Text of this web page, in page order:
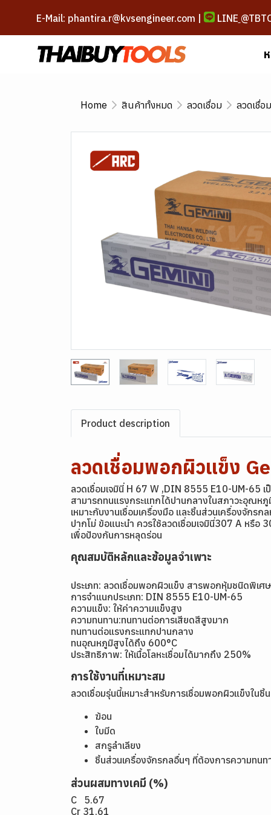
E-Mail: phantira.r@kvsengineer.com | LINE
Home สินค้าทั้งหมด ลวดเชื่อม ลวดเชื่อ
Product description
ลวดเชื่อมพอกผิวแข็ง
ลวดเชื่อมเจมินี่ H 67 W ,DIN 8555 E10-UM-65
สามารถทนแรงกระแทกได้ปานกลางในสภาวะอุณห
เหมาะกับงานเชื่อมเครื่องมือ และชิ้นส่วนเครื่องจักร
ปากโม่ ข้อแนะนำ ควรใช้ลวดเชื่อมเจมินี่307 A หรือ
เพื่อป้องกันการหลุดร่อน
คุณสมบัติหลักและข้อมูลจำเพาะ
ประเภท: ลวดเชื่อมพอกผิวแข็ง สารพอกหุ้มชนิดพิเศษ
การจำแนกประเภท: DIN 8555 E10-UM-65
ความแข็ง: ให้ค่าความแข็งสูง
ความทนทาน:ทนทานต่อการเสียดสีสูงมาก
ทนทานต่อแรงกระแทกปานกลาง
ทนอุณหภูมิสูงได้ถึง 600°C
ประสิทธิภาพ: ให้เนื้อโลหะเชื่อมได้มากถึง 250%
การใช้งานที่เหมาะสม
ลวดเชื่อมรุ่นนี้เหมาะสำหรับการเชื่อมพอกผิวแข็งใน
ฆ้อน
ใบมีด
สกรูลำเลียง
ชิ้นส่วนเครื่องจักรกลอื่นๆ ที่ต้องการความทน
ส่วนผสมทางเคมี (%)
C 5.67
Cr 31.61